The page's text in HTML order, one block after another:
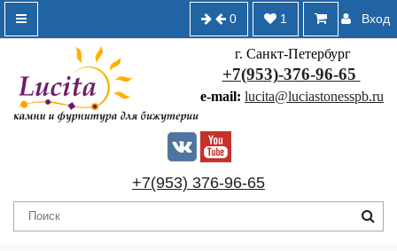
Вход
1
0
г. Санкт-Петербург
+7(953)-376-96-65
e-mail: lucita@luciastonesspb.ru
+7(953) 376-96-65